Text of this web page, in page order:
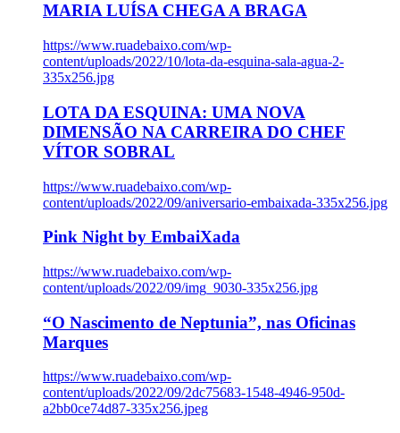
MARIA LUÍSA CHEGA A BRAGA
https://www.ruadebaixo.com/wp-
content/uploads/2022/10/lota-da-esquina-sala-agua-2-
335x256.jpg
LOTA DA ESQUINA: UMA NOVA
DIMENSÃO NA CARREIRA DO CHEF
VÍTOR SOBRAL
https://www.ruadebaixo.com/wp-
content/uploads/2022/09/aniversario-embaixada-335x256.jpg
Pink Night by EmbaiXada
https://www.ruadebaixo.com/wp-
content/uploads/2022/09/img_9030-335x256.jpg
“O Nascimento de Neptunia”, nas Oficinas
Marques
https://www.ruadebaixo.com/wp-
content/uploads/2022/09/2dc75683-1548-4946-950d-
a2bb0ce74d87-335x256.jpeg